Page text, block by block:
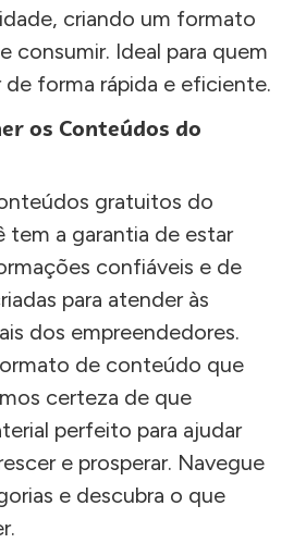
criando um formato
consumir. Ideal para quem
de forma rápida e eficiente.
os Conteúdos do
gratuitos do
tem a garantia de estar
confiáveis e de
para atender às
dos empreendedores.
de conteúdo que
certeza de que
perfeito para ajudar
e prosperar. Navegue
e descubra o que